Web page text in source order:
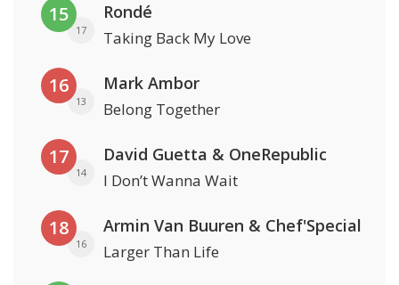
15
17
Rondé
Taking Back My Love
16
13
Mark Ambor
Belong Together
17
14
David Guetta & OneRepublic
I Don’t Wanna Wait
18
16
Armin Van Buuren & Chef'Special
Larger Than Life